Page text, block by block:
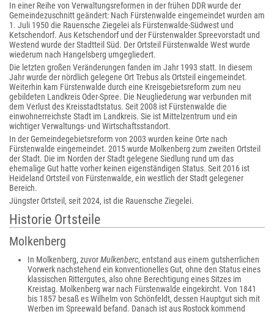
In einer Reihe von Verwaltungsreformen in der frühen DDR wurde der
Gemeindezuschnitt geändert: Nach Fürstenwalde eingemeindet wurden am
1. Juli 1950 die Rauensche Ziegelei als Fürstenwalde-Südwest und
Ketschendorf. Aus Ketschendorf und der Fürstenwalder Spreevorstadt und
Westend wurde der Stadtteil Süd. Der Ortsteil Fürstenwalde West wurde
wiederum nach Hangelsberg umgegliedert.
Die letzten großen Veränderungen fanden im Jahr 1993 statt. In diesem
Jahr wurde der nördlich gelegene Ort Trebus als Ortsteil eingemeindet.
Weiterhin kam Fürstenwalde durch eine Kreisgebietsreform zum neu
gebildeten Landkreis Oder-Spree. Die Neugliederung war verbunden mit
dem Verlust des Kreisstadtstatus. Seit 2008 ist Fürstenwalde die
einwohnerreichste Stadt im Landkreis. Sie ist Mittelzentrum und ein
wichtiger Verwaltungs- und Wirtschaftsstandort.
In der Gemeindegebietsreform von 2003 wurden keine Orte nach
Fürstenwalde eingemeindet. 2015 wurde Molkenberg zum zweiten Ortsteil
der Stadt. Die im Norden der Stadt gelegene Siedlung rund um das
ehemalige Gut hatte vorher keinen eigenständigen Status. Seit 2016 ist
Heideland Ortsteil von Fürstenwalde, ein westlich der Stadt gelegener
Bereich.
Jüngster Ortsteil, seit 2024, ist die Rauensche Ziegelei.
Historie Ortsteile
Molkenberg
In Molkenberg, zuvorMulkenberc, entstand aus einem gutsherrlichen
Vorwerk nachstehend ein konventionelles Gut, ohne den Status eines
klassischen Rittergutes, also ohne Berechtigung eines Sitzes im
Kreistag. Molkenberg war nach Fürstenwalde eingekircht. Von 1841
bis 1857 besaß es Wilhelm von Schönfeldt, dessen Hauptgut sich mit
Werben im Spreewald befand. Danach ist aus Rostock kommend